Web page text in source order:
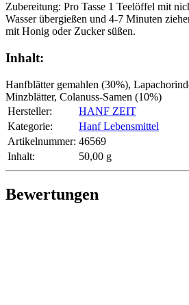
Zubereitung: Pro Tasse 1 Teelöffel mit
Wasser übergießen und 4-7 Minuten
mit Honig oder Zucker süßen.
Inhalt:
Hanfblätter gemahlen (30%),
Minzblätter, Colanuss-Samen (10%)
Hersteller:
HANF ZEIT
Kategorie:
Hanf Lebensmittel
Artikelnummer: 46569
Inhalt‍:
50,00 g
Bewertungen